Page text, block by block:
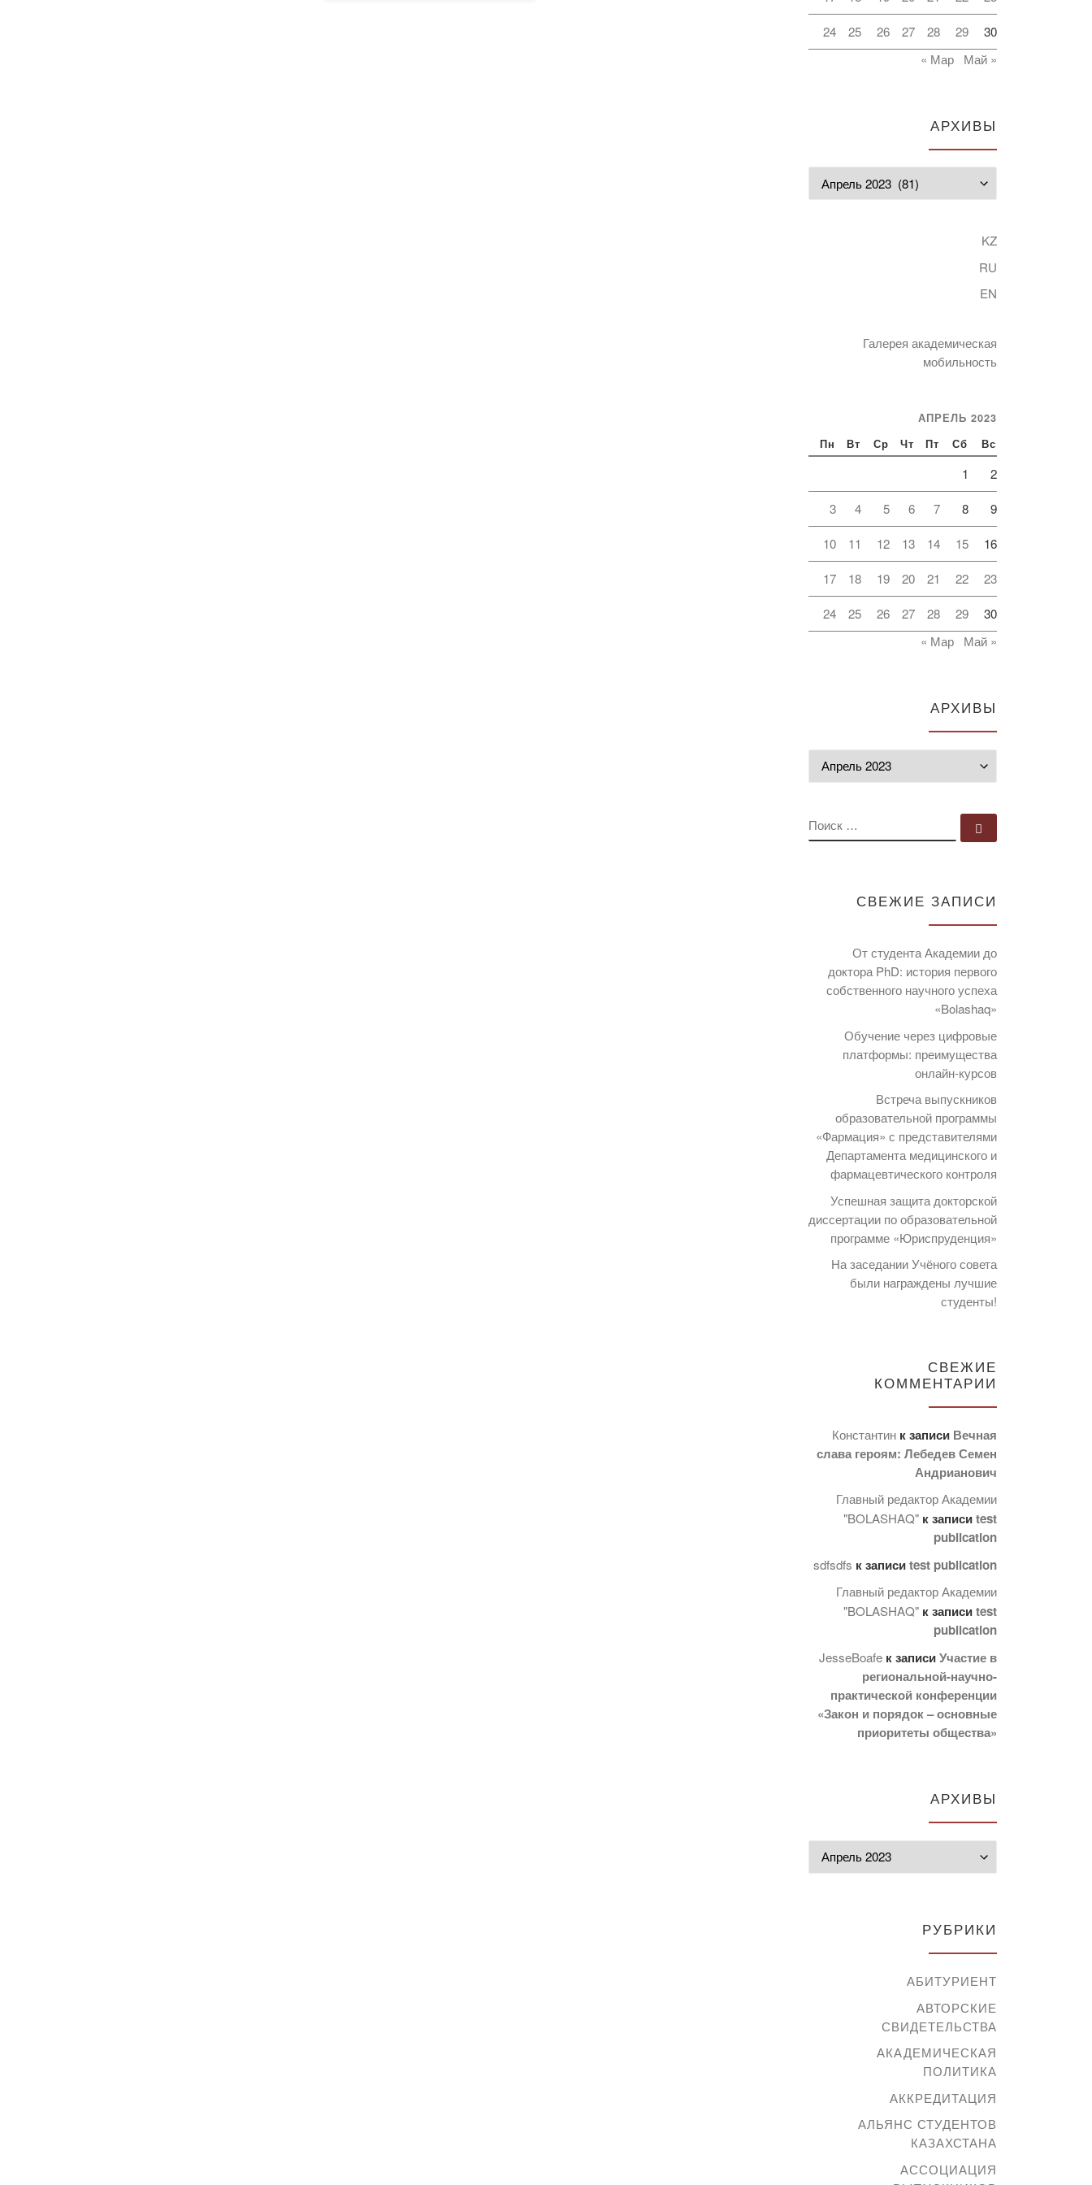
24 25 26 27 28 29
30
« Мар
Май »
АРХИВЫ
KZ
RU
EN
Галерея академическая
мобильность
АПРЕЛЬ 2023
Пн Вт Ср Чт Пт Сб Вс
1 2
3 4 5 6 7 8 9
10 11 12 13 14 15 16
17 18 19 20 21 22 23
24 25 26 27 28 29
30
« Мар
Май »
АРХИВЫ
ПОИСК
СВЕЖИЕ ЗАПИСИ
От студента Академии до
доктора PhD: история первого
собственного научного успеха
«Bolashaq»
Обучение через цифровые
платформы: преимущества
онлайн-курсов
Встреча выпускников
образовательной программы
«Фармация» с представителями
Департамента медицинского и
фармацевтического контроля
Успешная защита докторской
диссертации по образовательной
программе «Юриспруденция»
На заседании Учёного совета
были награждены лучшие
студенты!
СВЕЖИЕ
КОММЕНТАРИИ
Константин к записи Вечная
слава героям: Лебедев Семен
Андрианович
Главный редактор Академии
"BOLASHAQ" к записиtest
publication
sdfsdfs к записиtest publication
Главный редактор Академии
"BOLASHAQ" к записиtest
publication
JesseBoafe к записиУчастие в
региональной-научно-
практической конференции
«Закон и порядок – основные
приоритеты общества»
АРХИВЫ
РУБРИКИ
АБИТУРИЕНТ
АВТОРСКИЕ
СВИДЕТЕЛЬСТВА
АКАДЕМИЧЕСКАЯ
ПОЛИТИКА
АККРЕДИТАЦИЯ
АЛЬЯНС СТУДЕНТОВ
КАЗАХСТАНА
АССОЦИАЦИЯ